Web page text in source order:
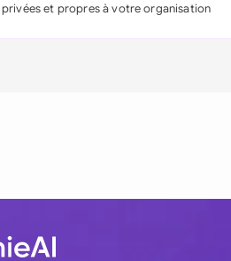
privées et propres à votre organisation